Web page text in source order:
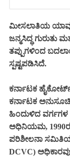
ಮೀಸಲಾತಿಯ
ಜನ್ಮಸಿದ್ಧ ಗುರುತು
ತಪ್ಪುಗಳಿಂದ
ಸ್ಪಷ್ಟಪಡಿಸಿದೆ.
ಕರ್ನಾಟಕ
ಕರ್ನಾಟಕ
ಹಿಂದುಳಿದ ವರ್ಗಗಳ
ಅಧಿನಿಯಮ, 1990ರ
ಪರಿಶೀಲನಾ ಸಮಿತಿಯ
DCVC)